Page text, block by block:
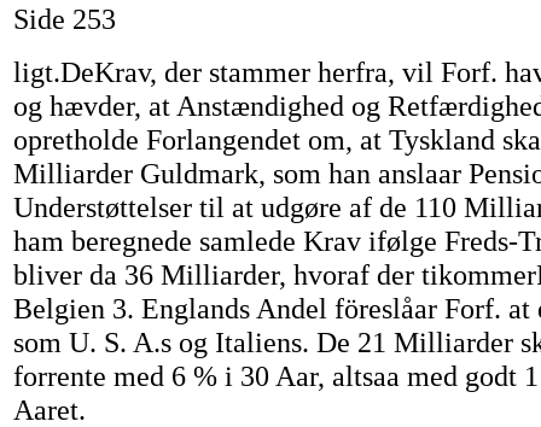
Side 253
ligt.DeKrav, der stammer herfra, vil Forf.
og hævder, at Anstændighed og
opretholde Forlangendet om, at Tyskland
Milliarder Guldmark, som han anslaar
Understøttelser til at udgøre af de 110
ham beregnede samlede Krav ifølge Freds-
bliver da 36 Milliarder, hvoraf der
Belgien 3. Englands Andel föreslåar Forf. at
som U. S. A.s og Italiens. De 21 Milliarder
forrente med 6 % i 30 Aar, altsaa med godt
Aaret.